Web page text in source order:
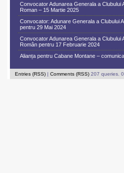
Convocator Adunarea Generala a Clubului
Roman – 15 Martie 2025
Convocator: Adunare Generala a Clubului
pentru 29 Mai 2024
Convocator Adunarea Generala a Clubului
Român pentru 17 Februarie 2024
Alianța pentru Cabane Montane –
Entries (RSS) | Comments (RSS) 207 queries.